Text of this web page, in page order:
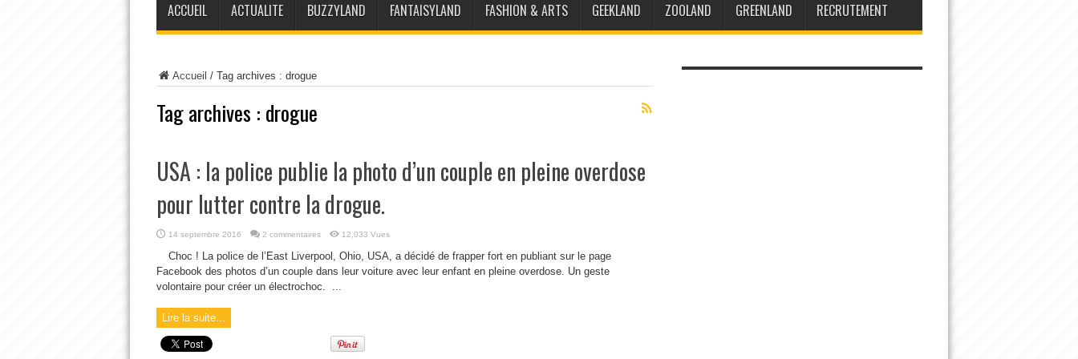
ACCUEIL ACTUALITE BUZZYLAND FANTAISYLAND FASHION & ARTS GEEKLAND ZOOLAND GREENLAND RECRUTEMENT
Accueil / Tag archives : drogue
Tag archives : drogue
USA : la police publie la photo d’un couple en pleine overdose
pour lutter contre la drogue.
14 septembre 2016 2 commentaires 12,033 Vues
Choc ! La police de l’East Liverpool, Ohio, USA, a décidé de frapper fort en publiant sur le page
Facebook des photos d’un couple dans leur voiture avec leur enfant en pleine overdose. Un geste
volontaire pour créer un électrochoc. ...
Lire la suite...